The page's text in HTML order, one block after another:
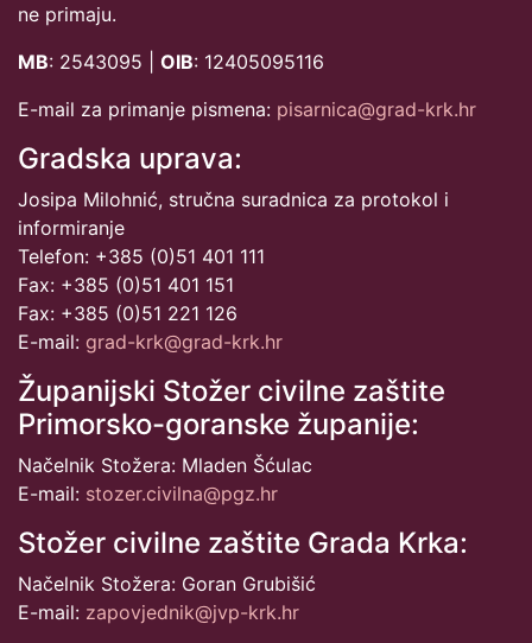
ne primaju.
MB: 2543095 | OIB: 12405095116
E-mail za primanje pismena: pisarnica@grad-krk.hr
Gradska uprava:
Josipa Milohnić, stručna suradnica za protokol i
informiranje
Telefon: +385 (0)51 401 111
Fax: +385 (0)51 401 151
Fax: +385 (0)51 221 126
E-mail: grad-krk@grad-krk.hr
Županijski Stožer civilne zaštite
Primorsko-goranske županije:
Načelnik Stožera: Mladen Šćulac
E-mail: stozer.civilna@pgz.hr
Stožer civilne zaštite Grada Krka:
Načelnik Stožera: Goran Grubišić
E-mail: zapovjednik@jvp-krk.hr